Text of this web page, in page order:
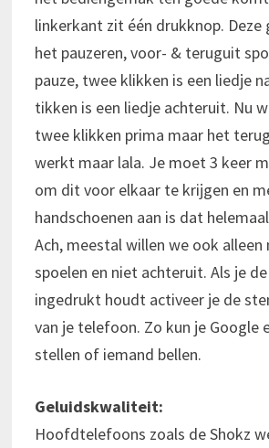
linkerkant zit één drukknop. Deze
het pauzeren, voor- & teruguit
pauze, twee klikken is een liedje
tikken is een liedje achteruit. Nu
twee klikken prima maar het
werkt maar lala. Je moet 3 keer
om dit voor elkaar te krijgen en
handschoenen aan is dat
Ach, meestal willen we ook
spoelen en niet achteruit. Als je
ingedrukt houdt activeer je de
van je telefoon. Zo kun je Google
stellen of iemand bellen.
Geluidskwaliteit:
Hoofdtelefoons zoals de Shokz